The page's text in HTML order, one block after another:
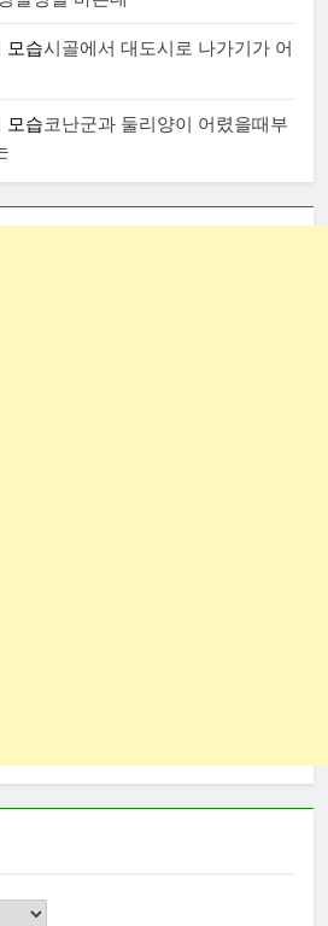
모습시골에서 대도시로 나가기가 어
모습코난군과 둘리양이 어렸을때부